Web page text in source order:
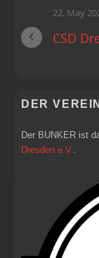
22. May
CSD
DER VEREIN
Der BUNKER ist
Dresden e.V.